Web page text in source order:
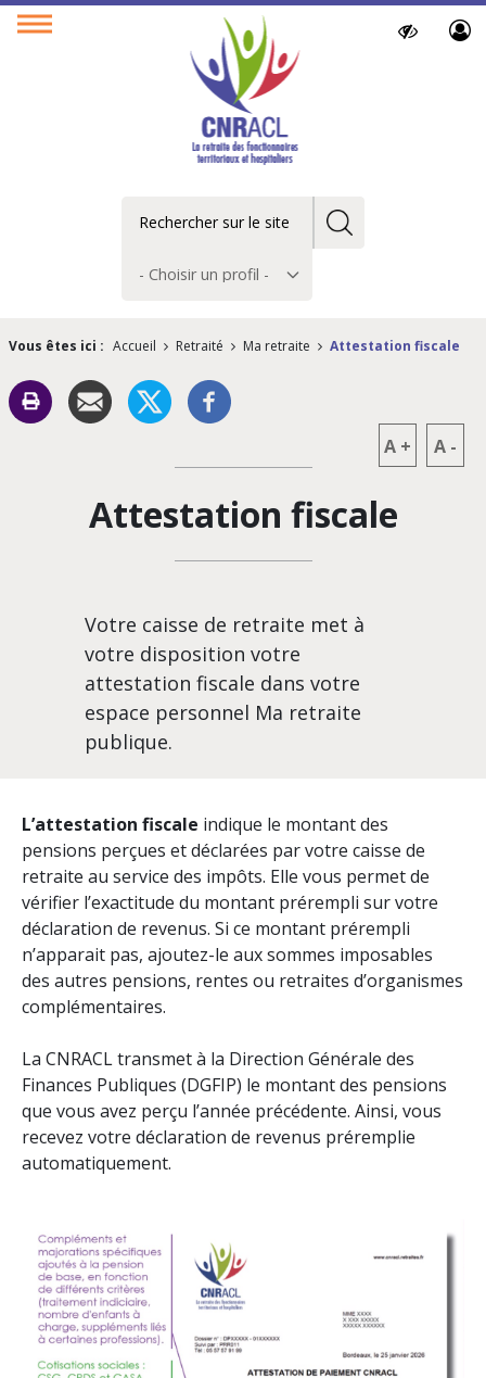
Paramètres
profil
Ouvrir
Vous êtes ici : Accueil Retraité Ma retraite Attestation fiscale
A + A -
Attestation fiscale
Votre caisse de retraite met à
votre disposition votre
attestation fiscale dans votre
espace personnel Ma retraite
publique.
L’attestation fiscale indique le montant des
pensions perçues et déclarées par votre caisse de
retraite au service des impôts. Elle vous permet de
vérifier l’exactitude du montant prérempli sur votre
déclaration de revenus. Si ce montant prérempli
n’apparait pas, ajoutez-le aux sommes imposables
des autres pensions, rentes ou retraites d’organismes
complémentaires.
La CNRACL transmet à la Direction Générale des
Finances Publiques (DGFIP) le montant des pensions
que vous avez perçu l’année précédente. Ainsi, vous
recevez votre déclaration de revenus préremplie
automatiquement.